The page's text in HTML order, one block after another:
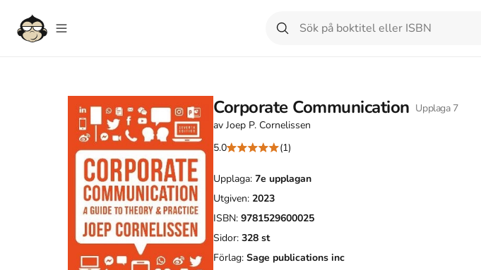
Corporate Communication Upplaga 7
av Joep P. Cornelissen
5.0
(1)
Upplaga: 7e upplagan
Utgiven: 2023
ISBN: 9781529600025
Sidor: 328 st
Förlag: Sage publications inc